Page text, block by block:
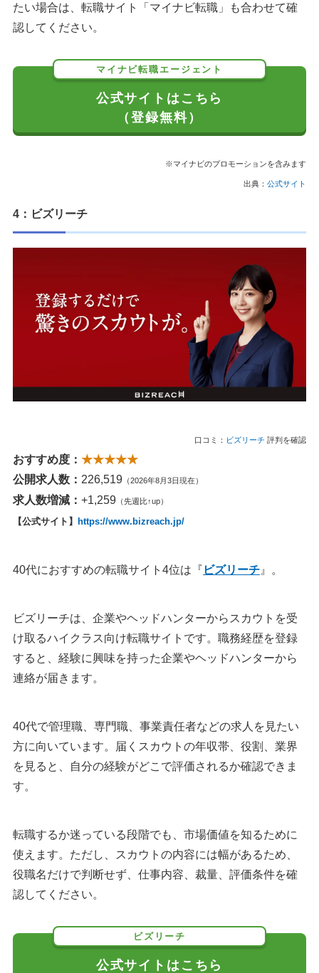
たい場合は、転職サイト「マイナビ転職」も合わせて確
認してください。
マイナビ転職エージェント
公式サイトはこちら
（登録無料）
※マイナビのプロモーションを含みます
出典： 公式サイト
4：ビズリーチ
口コミ： ビズリーチ 評判を確認
おすすめ度： ★★★★★
公開求人数： 226,519 （2026年8月3日現在）
求人数増減： +1,259 （先週比↑up）
【公式サイト】 https://www.bizreach.jp/
40代におすすめの転職サイト4位は『 ビズリーチ 』。
ビズリーチは、企業やヘッドハンターからスカウトを受
け取るハイクラス向け転職サイトです。職務経歴を登録
すると、経験に興味を持った企業やヘッドハンターから
連絡が届きます。
40代で管理職、専門職、事業責任者などの求人を見たい
方に向いています。届くスカウトの年収帯、役割、業界
を見ると、自分の経験がどこで評価されるか確認できま
す。
転職するか迷っている段階でも、市場価値を知るために
使えます。ただし、スカウトの内容には幅があるため、
役職名だけで判断せず、仕事内容、裁量、評価条件を確
認してください。
ビズリーチ
公式サイトはこちら